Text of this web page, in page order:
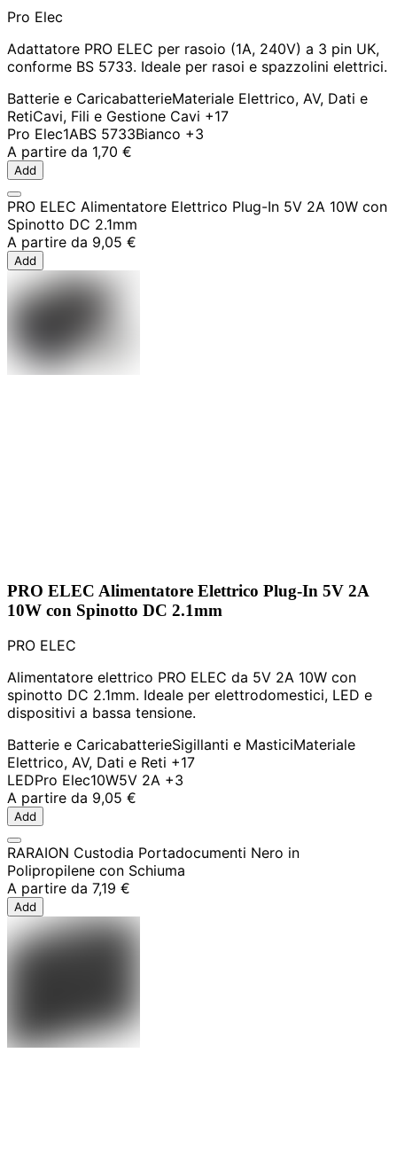
Pro Elec
Adattatore PRO ELEC per rasoio (1A, 240V) a 3 pin UK,
conforme BS 5733. Ideale per rasoi e spazzolini elettrici.
Batterie e CaricabatterieMateriale Elettrico, AV, Dati e
RetiCavi, Fili e Gestione Cavi +17
Pro Elec1ABS 5733Bianco +3
A partire da 1,70 €
Add
PRO ELEC Alimentatore Elettrico Plug-In 5V 2A 10W con
Spinotto DC 2.1mm
A partire da 9,05 €
Add
PRO ELEC Alimentatore Elettrico Plug-In 5V 2A
10W con Spinotto DC 2.1mm
PRO ELEC
Alimentatore elettrico PRO ELEC da 5V 2A 10W con
spinotto DC 2.1mm. Ideale per elettrodomestici, LED e
dispositivi a bassa tensione.
Batterie e CaricabatterieSigillanti e MasticiMateriale
Elettrico, AV, Dati e Reti +17
LEDPro Elec10W5V 2A +3
A partire da 9,05 €
Add
RARAION Custodia Portadocumenti Nero in
Polipropilene con Schiuma
A partire da 7,19 €
Add